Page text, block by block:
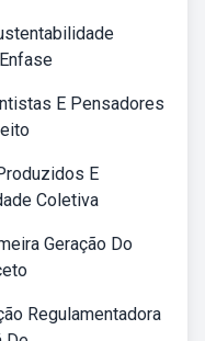
E Pensadores
E
Coletiva
Geração Do
Regulamentadora